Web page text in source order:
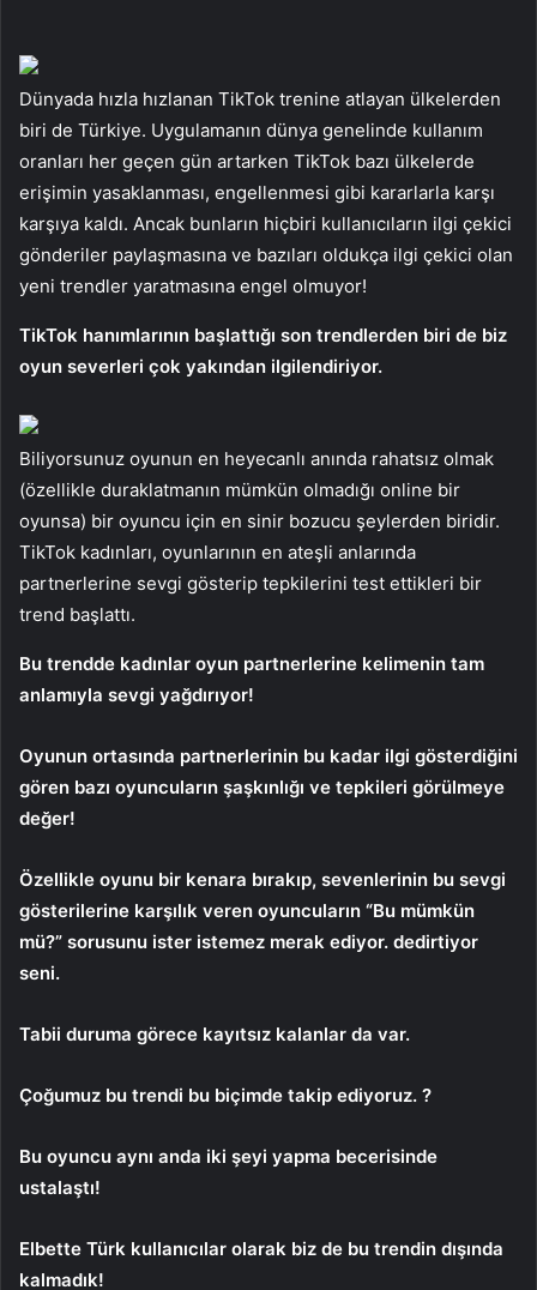
Dünyada hızla hızlanan TikTok trenine atlayan ülkelerden
biri de Türkiye. Uygulamanın dünya genelinde kullanım
oranları her geçen gün artarken TikTok bazı ülkelerde
erişimin yasaklanması, engellenmesi gibi kararlarla karşı
karşıya kaldı. Ancak bunların hiçbiri kullanıcıların ilgi çekici
gönderiler paylaşmasına ve bazıları oldukça ilgi çekici olan
yeni trendler yaratmasına engel olmuyor!
TikTok hanımlarının başlattığı son trendlerden biri de biz
oyun severleri çok yakından ilgilendiriyor.
Biliyorsunuz oyunun en heyecanlı anında rahatsız olmak
(özellikle duraklatmanın mümkün olmadığı online bir
oyunsa) bir oyuncu için en sinir bozucu şeylerden biridir.
TikTok kadınları, oyunlarının en ateşli anlarında
partnerlerine sevgi gösterip tepkilerini test ettikleri bir
trend başlattı.
Bu trendde kadınlar oyun partnerlerine kelimenin tam
anlamıyla sevgi yağdırıyor!
Oyunun ortasında partnerlerinin bu kadar ilgi gösterdiğini
gören bazı oyuncuların şaşkınlığı ve tepkileri görülmeye
değer!
Özellikle oyunu bir kenara bırakıp, sevenlerinin bu sevgi
gösterilerine karşılık veren oyuncuların “Bu mümkün
mü?” sorusunu ister istemez merak ediyor. dedirtiyor
seni.
Tabii duruma görece kayıtsız kalanlar da var.
Çoğumuz bu trendi bu biçimde takip ediyoruz. ?
Bu oyuncu aynı anda iki şeyi yapma becerisinde
ustalaştı!
Elbette Türk kullanıcılar olarak biz de bu trendin dışında
kalmadık!